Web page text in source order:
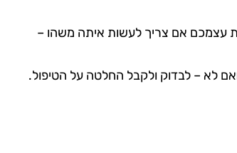
לא – לבדוק ולקבל החלטה על הטיפול.